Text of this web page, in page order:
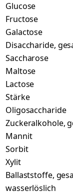
Glucose
Fructose
Galactose
Disaccharide,
Saccharose
Maltose
Lactose
Stärke
Oligosaccharide
Zuckeralkohole,
Mannit
Sorbit
Xylit
Ballaststoffe,
wasserlöslich